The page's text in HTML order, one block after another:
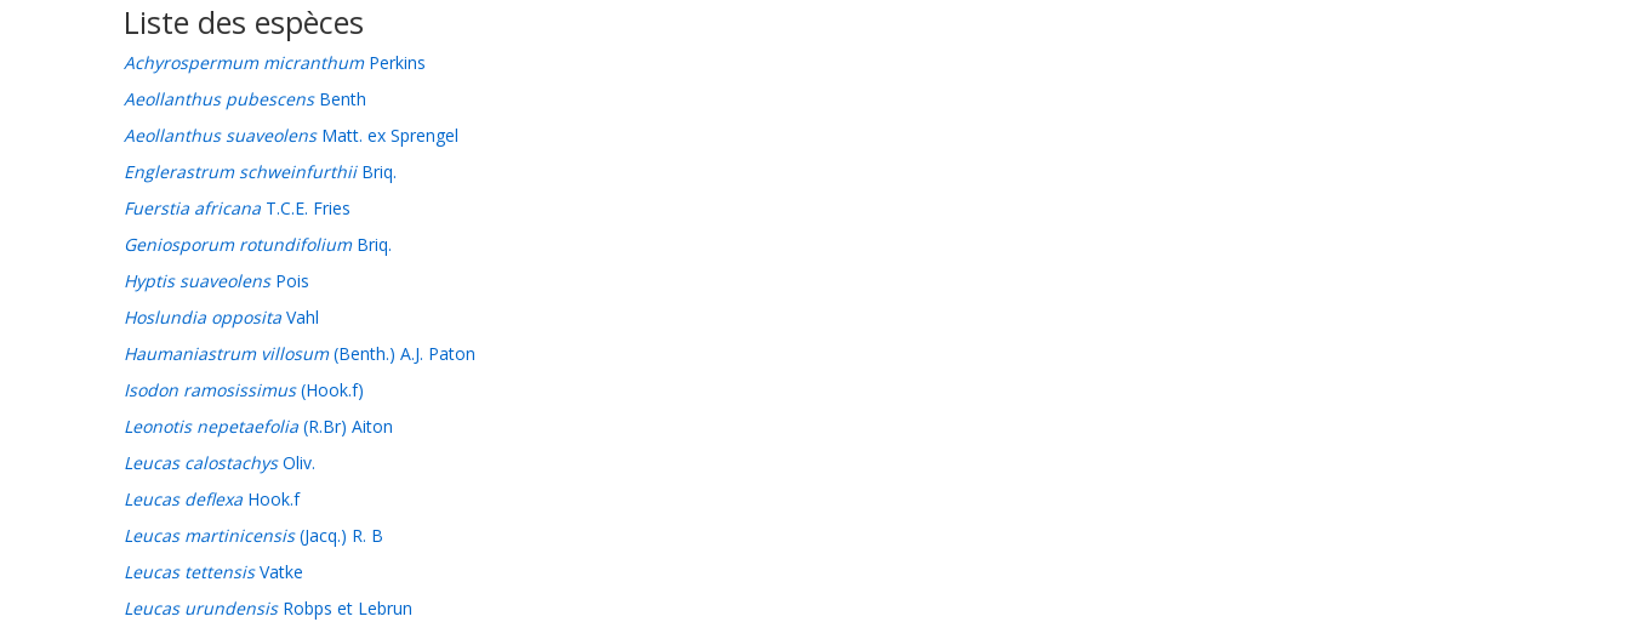
Liste des espèces
Achyrospermum micranthumPerkins
Aeollanthus pubescensBenth
Aeollanthus suaveolensMatt. ex Sprengel
Englerastrum schweinfurthiiBriq.
Fuerstia africana T.C.E. Fries
Geniosporum rotundifoliumBriq.
Hyptis suaveolensPois
Hoslundia opposita Vahl
Haumaniastrum villosum(Benth.) A.J. Paton
Isodon ramosissimus(Hook.f)
Leonotis nepetaefolia (R.Br) Aiton
Leucas calostachysOliv.
Leucas deflexa Hook.f
Leucas martinicensis(Jacq.) R. B
Leucas tettensisVatke
Leucas urundensisRobps et Lebrun